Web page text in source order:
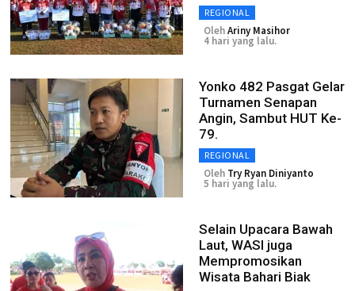
REGIONAL
OlehAriny Masihor
4 hari yang lalu.
Yonko 482 Pasgat Gelar
Turnamen Senapan
Angin, Sambut HUT Ke-
79.
REGIONAL
Oleh Try Ryan Diniyanto
5 hari yang lalu.
Selain Upacara Bawah
Laut, WASI juga
Mempromosikan
Wisata Bahari Biak